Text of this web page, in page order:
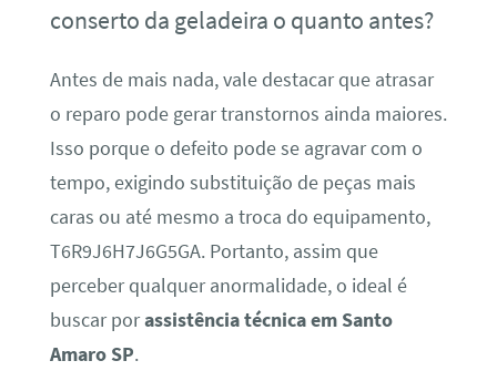
conserto da geladeira o quanto antes?
Antes de mais nada, vale destacar que atrasar
o reparo pode gerar transtornos ainda maiores.
Isso porque o defeito pode se agravar com o
tempo, exigindo substituição de peças mais
caras ou até mesmo a troca do equipamento,
T6R9J6H7J6G5GA. Portanto, assim que
perceber qualquer anormalidade, o ideal é
buscar porassistência técnica em Santo
Amaro SP.